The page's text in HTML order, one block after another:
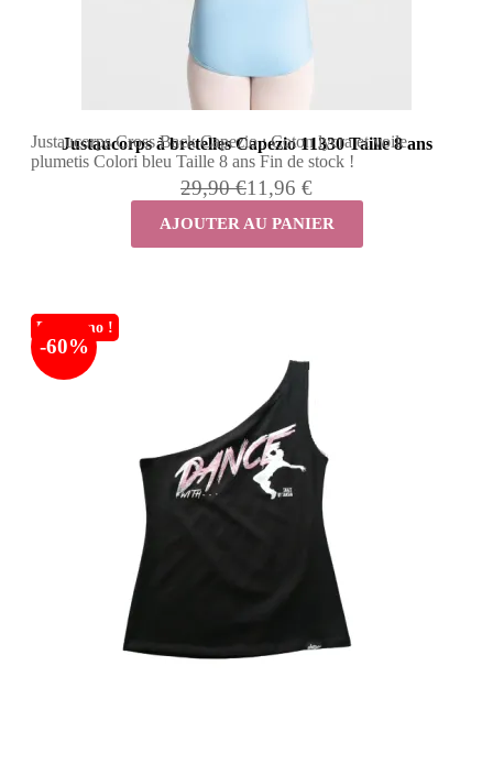
Justaucorps à bretelles Capezio 11330 Taille 8 ans
Justaucorps Cross Back Capezio : Coton lycra et voile
plumetis Colori bleu Taille 8 ans Fin de stock !
29,90 €11,96 €
AJOUTER AU PANIER
En promo !
-60%